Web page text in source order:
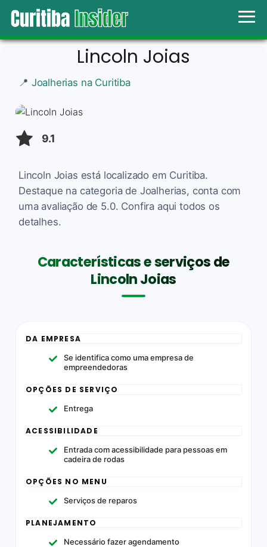
Lincoln Joias
📍 Joalherias na Curitiba
9.1
Lincoln Joias está localizado em Curitiba.
Destaque na categoria de Joalherias, conta com
uma avaliação de 5.0. Confira aqui todos os
detalhes.
Características e serviços de
Lincoln Joias
DA EMPRESA
Se identifica como uma empresa de
empreendedoras
OPÇÕES DE SERVIÇO
Entrega
ACESSIBILIDADE
Entrada com acessibilidade para pessoas em
cadeira de rodas
OPÇÕES NO MENU
Serviços de reparos
PLANEJAMENTO
Necessário fazer agendamento